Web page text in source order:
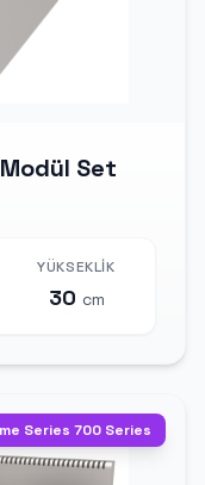
Set
YÜKSEKLIK
30 cm
Series 700 Series